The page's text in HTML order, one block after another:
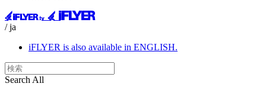
/ ja
iFLYER is also available in ENGLISH.
Search All